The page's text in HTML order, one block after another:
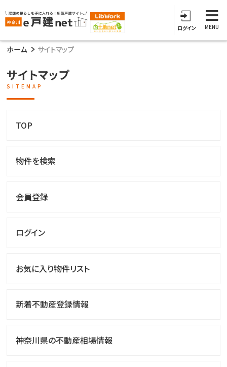
ログイン MENU
ホーム サイトマップ
サイトマップ
SITEMAP
TOP
物件を検索
会員登録
ログイン
お気に入り物件リスト
新着不動産登録情報
神奈川県の不動産相場情報